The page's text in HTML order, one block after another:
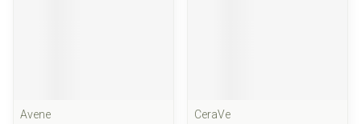
Avene
CeraVe